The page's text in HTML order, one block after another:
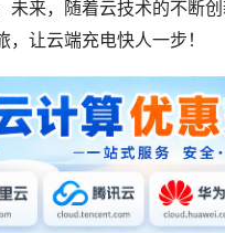
未来，随着云技术的不断
让云端充电快人一步！